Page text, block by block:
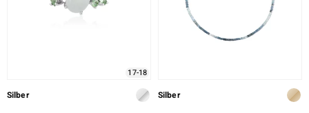
17-18
Silber Silber